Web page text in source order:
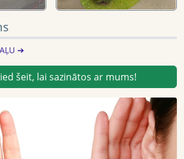
➔
šeit, lai sazinātos ar mums!